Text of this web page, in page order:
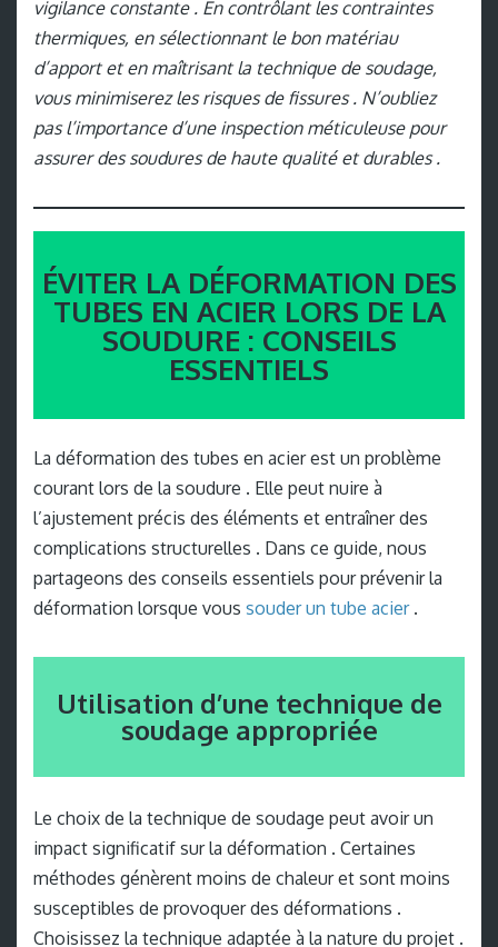
vigilance constante . En contrôlant les contraintes
thermiques, en sélectionnant le bon matériau
d’apport et en maîtrisant la technique de soudage,
vous minimiserez les risques de fissures . N’oubliez
pas l’importance d’une inspection méticuleuse pour
assurer des soudures de haute qualité et durables .
ÉVITER LA DÉFORMATION DES
TUBES EN ACIER LORS DE LA
SOUDURE : CONSEILS
ESSENTIELS
La déformation des tubes en acier est un problème
courant lors de la soudure . Elle peut nuire à
l’ajustement précis des éléments et entraîner des
complications structurelles . Dans ce guide, nous
partageons des conseils essentiels pour prévenir la
déformation lorsque vous souder un tube acier.
Utilisation d’une technique de
soudage appropriée
Le choix de la technique de soudage peut avoir un
impact significatif sur la déformation . Certaines
méthodes génèrent moins de chaleur et sont moins
susceptibles de provoquer des déformations .
Choisissez la technique adaptée à la nature du projet .